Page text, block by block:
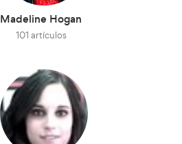
Madeline Hogan
101 artículos